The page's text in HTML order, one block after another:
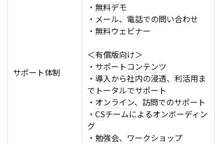
サポート体制
・無料デモ
・メール、電話での問い合わせ
・無料ウェビナー
＜有償版向け＞
・サポートコンテンツ
・導入から社内の浸透、利活用ま
でトータルでサポート
・ オンライン、訪問でのサポート
・ CSチームによるオンボーディン
グ
・勉強会、ワークショップ